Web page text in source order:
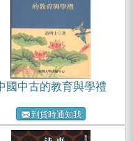
國中古的教育與學禮
到貨時通知我